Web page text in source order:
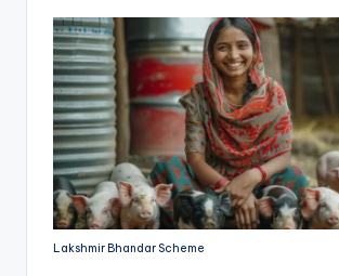
Lakshmir Bhandar Scheme